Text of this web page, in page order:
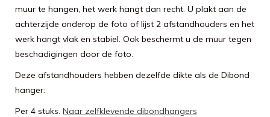
muur te hangen, het werk hangt dan recht. U plakt aan de
achterzijde onderop de foto of lijst 2 afstandhouders en het
werk hangt vlak en stabiel. Ook beschermt u de muur tegen
beschadigingen door de foto.
Deze afstandhouders hebben dezelfde dikte als de Dibond
hanger:
Per 4 stuks. Naar zelfklevende dibondhangers